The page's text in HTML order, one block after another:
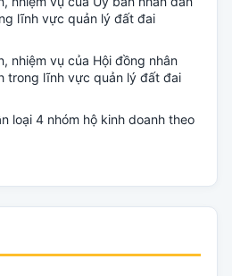
lĩnh vực quản lý đất đai
nhiệm vụ của Hội đồng nhân
trong lĩnh vực quản lý đất đai
loại 4 nhóm hộ kinh doanh theo